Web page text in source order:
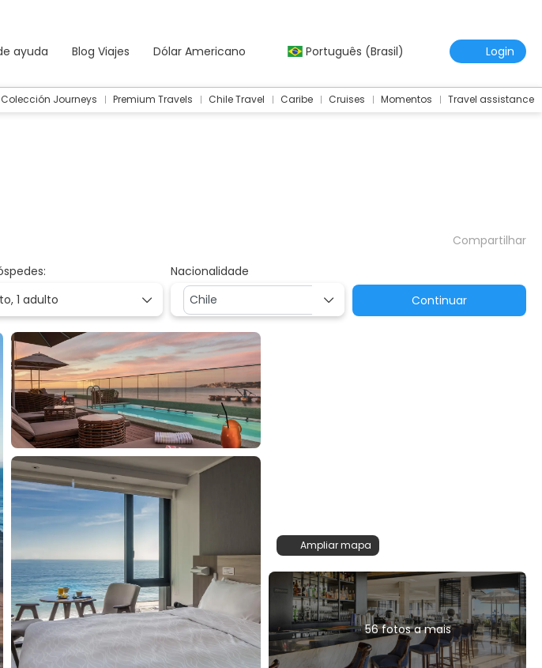
ayuda Blog Viajes Dólar Americano Português (Brasil) Login
Colección Journeys Premium Travels Chile Travel Caribe Cruises Momentos Travel assistance
Compartilhar
1 adulto
Nacionalidade
Continuar
Ampliar mapa
56 fotos a mais